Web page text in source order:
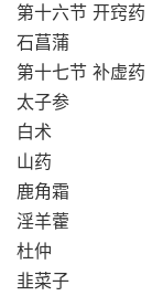
第十六节 开窍药
石菖蒲
第十七节 补虚药
太子参
白术
山药
鹿角霜
淫羊藿
杜仲
韭菜子